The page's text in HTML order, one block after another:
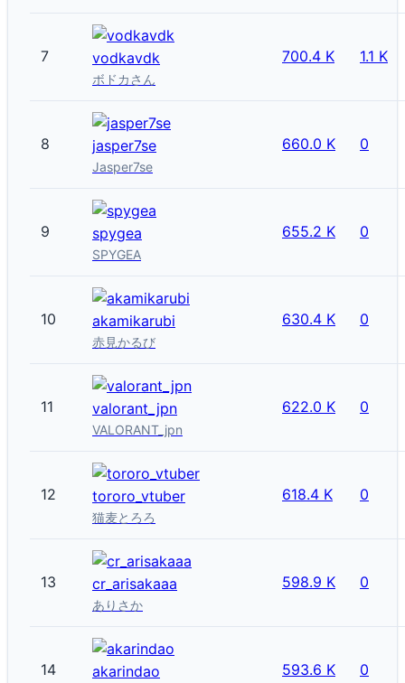
7 vodkavdk
ボドカさん
700.4 K 1.1 K
8 jasper7se
Jasper7se
660.0 K 0
9 spygea
SPYGEA
655.2 K 0
10 akamikarubi
赤見かるび
630.4 K 0
11 valorant_jpn
VALORANT_jpn
622.0 K 0
12 tororo_vtuber
猫麦とろろ
618.4 K 0
13 cr_arisakaaa
ありさか
598.9 K 0
14 akarindao 593.6 K 0